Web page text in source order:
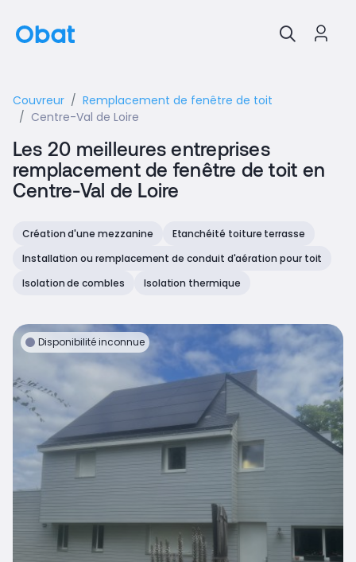
Couvreur
Remplacement de fenêtre de toit
Centre-Val de Loire
Les 20 meilleures entreprises
remplacement de fenêtre de toit en
Centre-Val de Loire
Création d'une mezzanine
Etanchéité toiture terrasse
Installation ou remplacement de conduit d'aération pour toit
Isolation de combles
Isolation thermique
Disponibilité inconnue